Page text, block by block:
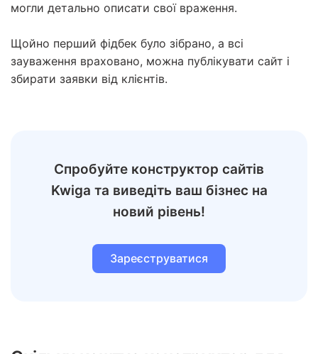
могли детально описати свої враження.
Щойно перший фідбек було зібрано, а всі
зауваження враховано, можна публікувати сайт і
збирати заявки від клієнтів.
Спробуйте конструктор сайтів
Kwiga та виведіть ваш бізнес на
новий рівень!
Зареєструватися